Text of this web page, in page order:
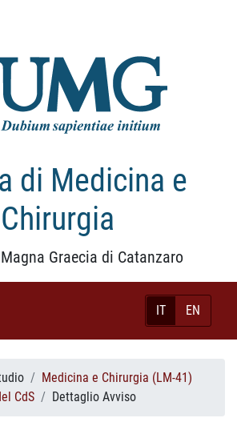
di Medicina e
Chirurgia
Graecia di Catanzaro
IT EN
Medicina e Chirurgia (LM-41)
CdS
Dettaglio Avviso